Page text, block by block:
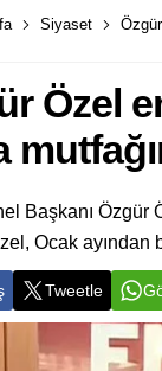
Siyaset
Özel
Başkanı Özgür
Ocak ayından
Tweetle